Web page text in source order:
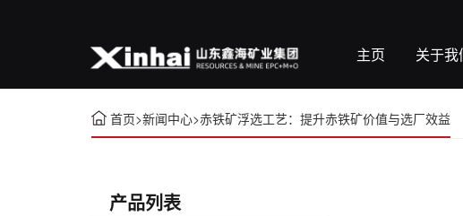
主页 关于我
首页>新闻中心>赤铁矿浮选工艺：提升赤铁矿价值与选厂效益
产品列表